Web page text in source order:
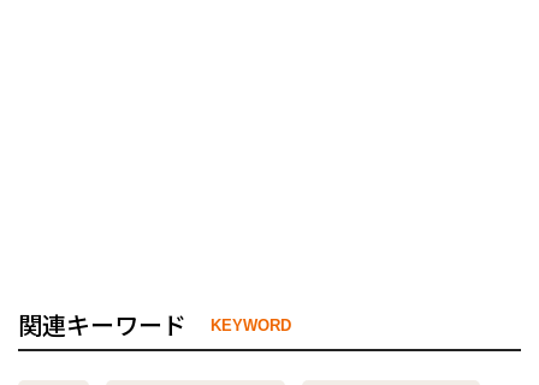
関連キーワード KEYWORD